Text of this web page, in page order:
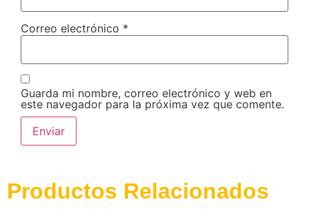
Correo electrónico *
Guarda mi nombre, correo electrónico y web en
este navegador para la próxima vez que comente.
Productos Relacionados